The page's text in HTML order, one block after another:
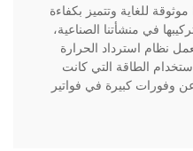
وحدات مناولة الهواء من Holtop موثوقة للغاية وتتميز بكفاءة
في منشأتنا الصناعية،
نظام استرداد الحرارة
الطاقة التي كانت
وفورات كبيرة في فواتير